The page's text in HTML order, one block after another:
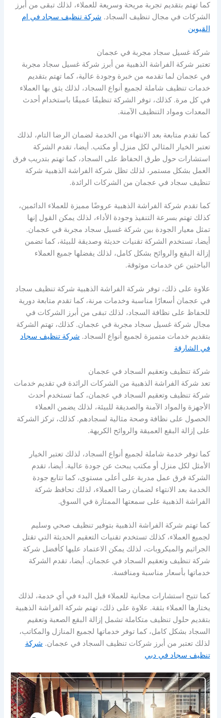
كما تهتم بتقديم تجربة مريحة وسريعة للعملاء، لذلك تبقى من أبرز
الشركات في مجال تنظيف السجاد. شركة تنظيف سجاد في ام
القيوين
شركة غسيل سجاد مجربة في عجمان
تعتبر شركة الفراشة الذهبية من أبرز شركة غسيل سجاد مجربة
في عجمان لما تقدمه من خبرة وجودة عالية، كما تهتم بتقديم
خدمات تنظيف شاملة لجميع أنواع السجاد، لذلك يثق بها العملاء
في كل مرة. كذلك، توفر الشركة تنظيفًا عميقًا باستخدام أحدث
المعدات ومواد التنظيف الآمنة.
كما تقدم متابعة بعد الانتهاء من الخدمة لضمان الرضا التام، لذلك
تعتبر الخيار المثالي لكل منزل أو مكتب. أيضا، تقدم الشركة
استشارات حول طرق الحفاظ على السجاد، كما تهتم بتدريب فرق
العمل بشكل مستمر، لذلك تظل شركة الفراشة الذهبية شركة
تنظيف سجاد في عجمان من الشركات الرائدة.
كما تقدم شركة الفراشة الذهبية عروضًا مميزة للعملاء الدائمين،
كذلك تهتم بسرعة التنفيذ وجودة الأداء، لذلك يمكن القول إنها
تمثل معيار الجودة بين شركة غسيل سجاد مجربة في عجمان.
أيضا، تستخدم الشركة تقنيات حديثة وصديقة للبيئة، كما تضمن
إزالة البقع والروائح بشكل كامل، لذلك يفضلها جميع العملاء
الباحثين عن خدمات موثوقة.
علاوة على ذلك، توفر شركة الفراشة الذهبية شركة تنظيف سجاد
في عجمان أسعارًا مناسبة وخدمات مرنة، كما تقدم متابعة دورية
للحفاظ على نظافة السجاد، لذلك تبقى من أبرز الشركات في
مجال شركة غسيل سجاد مجربة في عجمان. كذلك، تهتم الشركة
بتقديم خدمات متميزة لجميع أنواع السجاد. شركة تنظيف سجاد
في الشارقة
شركة تنظيف وتعقيم السجاد في عجمان
تعد شركة الفراشة الذهبية من الشركات الرائدة في تقديم خدمات
شركة تنظيف وتعقيم السجاد في عجمان، كما تستخدم أحدث
الأجهزة والمواد الآمنة والصديقة للبيئة، لذلك يضمن العملاء
الحصول على نظافة وصحة مثالية لسجادهم. كذلك، تركز الشركة
على إزالة البقع العميقة والروائح الكريهة.
كما توفر خدمة شاملة لجميع أنواع السجاد، لذلك تعتبر الخيار
الأمثل لكل منزل أو مكتب يبحث عن جودة عالية. أيضا، تقدم
الشركة فرق عمل مدربة على أعلى مستوى، كما تتابع جودة
الخدمة بعد الانتهاء لضمان رضا العملاء، لذلك تحافظ شركة
الفراشة الذهبية على سمعتها الممتازة في السوق.
كما تهتم شركة الفراشة الذهبية بتوفير تنظيف صحي وسليم
لجميع العملاء، كذلك تستخدم تقنيات التعقيم الحديثة التي تقتل
الجراثيم والميكروبات، لذلك يمكن الاعتماد عليها كأفضل شركة
شركة تنظيف وتعقيم السجاد في عجمان. أيضا، تقدم الشركة
خدماتها بأسعار مناسبة ومنافسة.
كما تتيح استشارات مجانية للعملاء قبل البدء في أي خدمة، لذلك
يختارها العملاء بثقة. علاوة على ذلك، تهتم شركة الفراشة الذهبية
بتقديم حلول تنظيف متكاملة تشمل إزالة البقع الصعبة وتعقيم
السجاد بشكل كامل، كما توفر خدماتها لجميع المنازل والمكاتب،
لذلك تعتبر من أبرز شركات تنظيف السجاد في عجمان. شركة
تنظيف سجاد في دبي